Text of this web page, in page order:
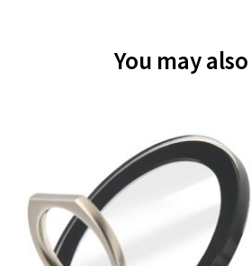
You may